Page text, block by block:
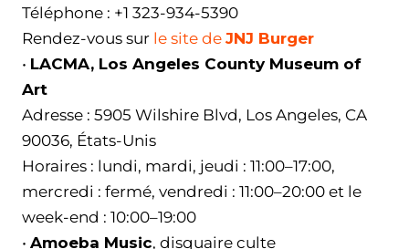
Téléphone : +1 323-934-5390
Rendez-vous sur le site de JNJ Burger
• LACMA, Los Angeles County Museum of
Art
Adresse : 5905 Wilshire Blvd, Los Angeles, CA
90036, États-Unis
Horaires : lundi, mardi, jeudi : 11:00–17:00,
mercredi : fermé, vendredi : 11:00–20:00 et le
week-end : 10:00–19:00
• Amoeba Music, disquaire culte